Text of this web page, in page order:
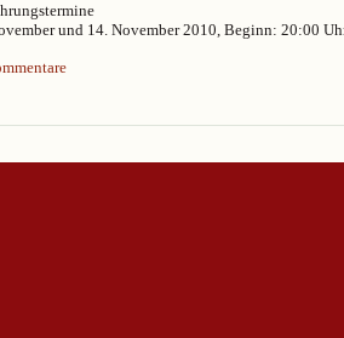
und 14. November 2010, Beginn: 20:00